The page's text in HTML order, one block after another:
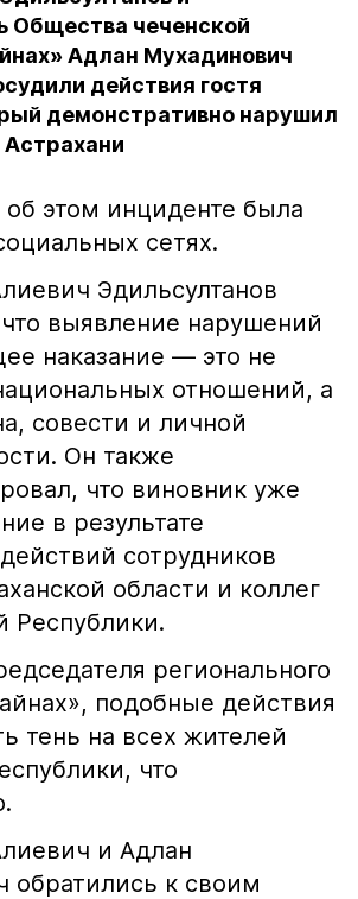
Общества чеченской
Адлан Мухадинович
действия гостя
демонстративно нарушил
этом инциденте была
сетях.
Эдильсултанов
выявление нарушений
наказание — это не
отношений, а
совести и личной
Он также
что виновник уже
в результате
сотрудников
области и коллег
Республики.
регионального
подобные действия
тень на всех жителей
что
и Адлан
обратились к своим